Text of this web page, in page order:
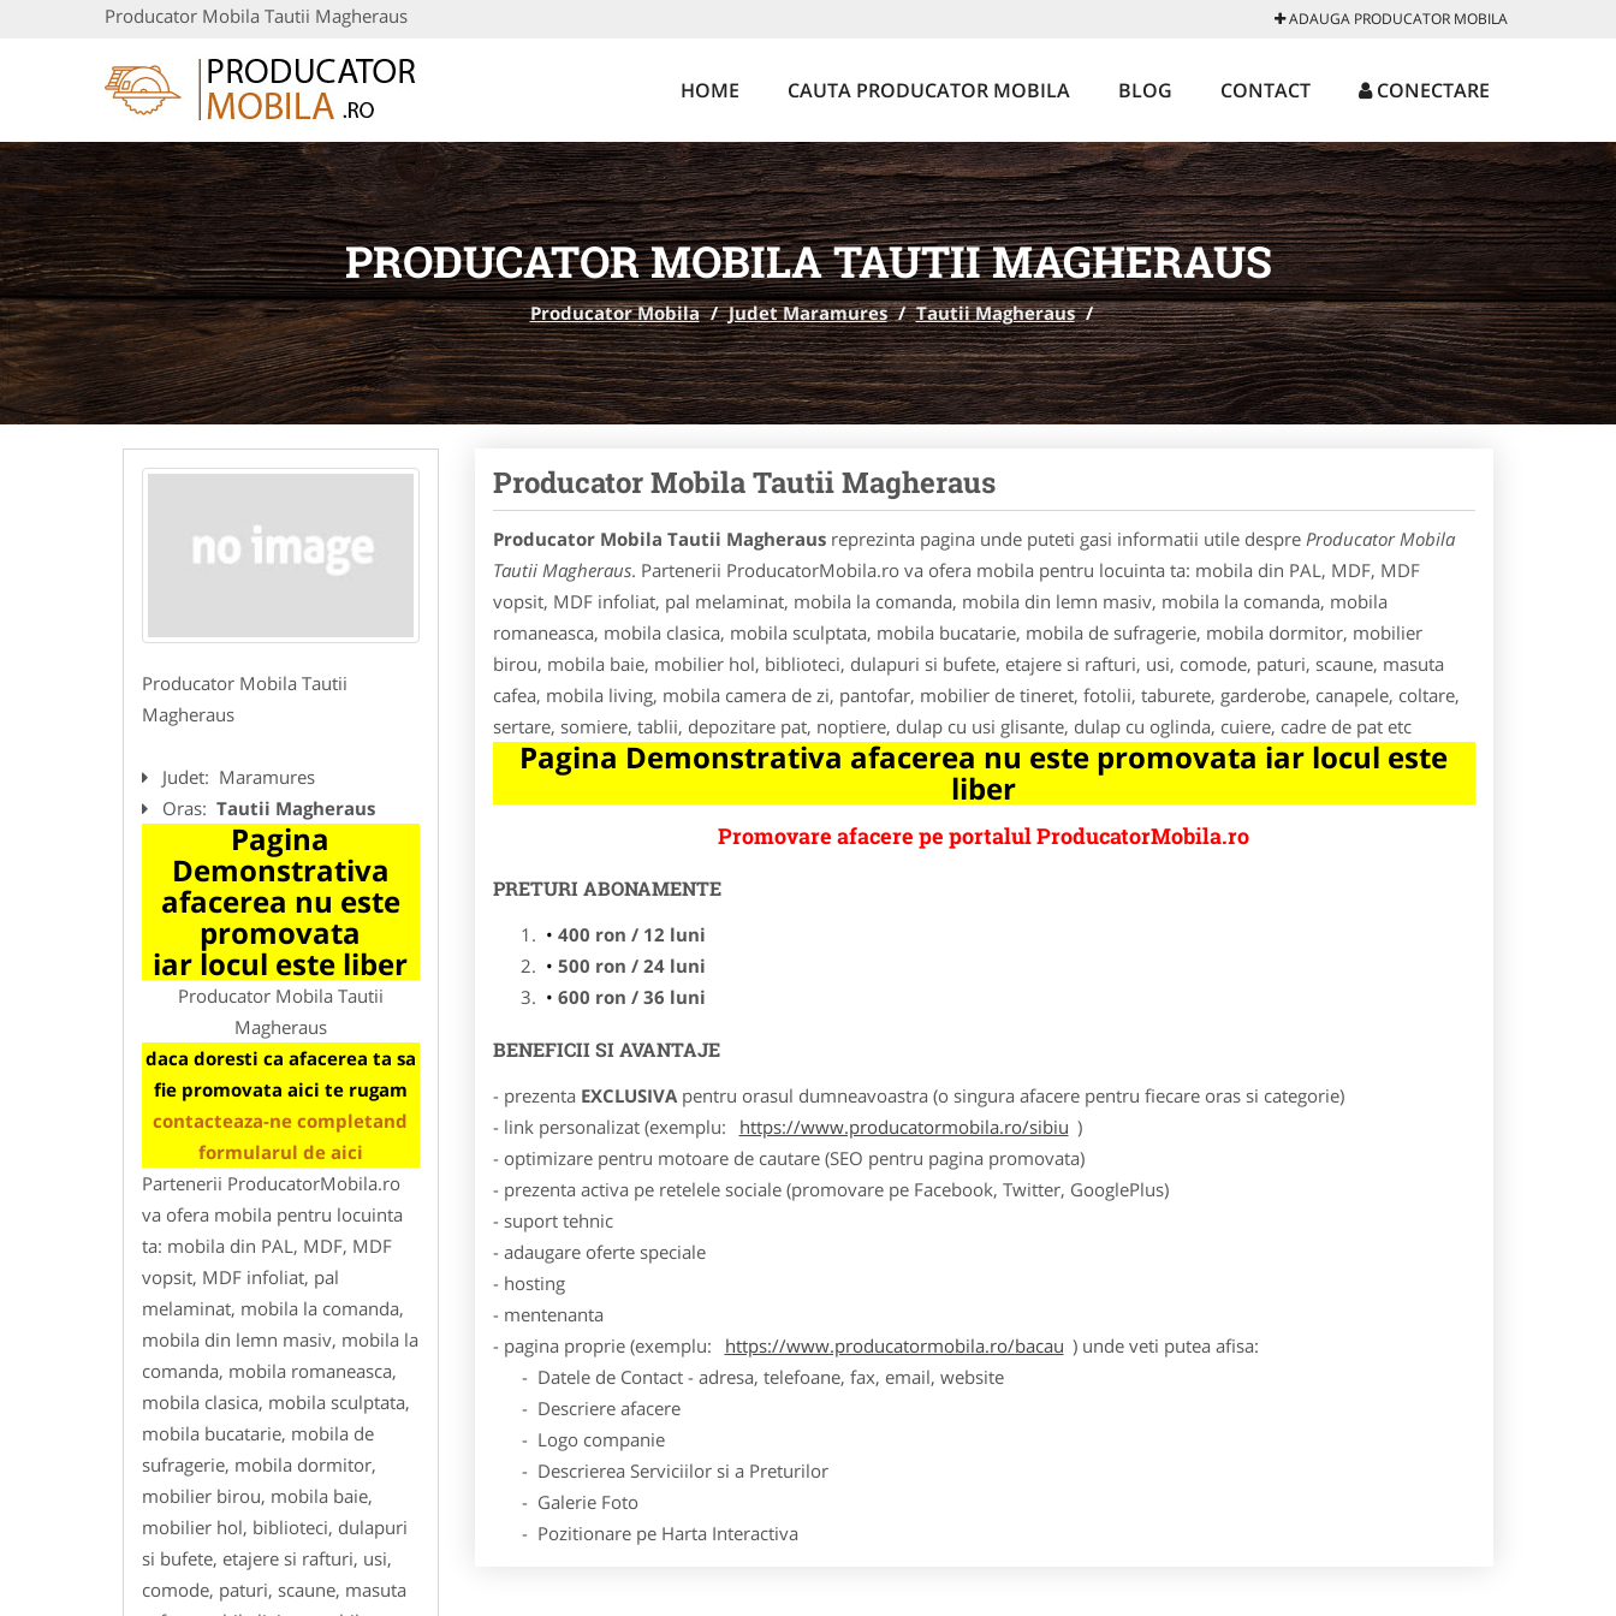
Producator Mobila Tautii Magheraus ADAUGA PRODUCATOR MOBILA
HOME CAUTA PRODUCATOR MOBILA BLOG CONTACT CONECTARE
PRODUCATOR MOBILA TAUTII MAGHERAUS
Producator Mobila / Judet Maramures / Tautii Magheraus /
Producator Mobila Tautii
Magheraus
Judet: Maramures
Oras: Tautii Magheraus
Pagina
Demonstrativa
afacerea nu este
promovata
iar locul este liber
Producator Mobila Tautii
Magheraus
daca doresti ca afacerea ta sa
fie promovata aici te rugam
contacteaza-ne completand
formularul de aici
Partenerii ProducatorMobila.ro
va ofera mobila pentru locuinta
ta: mobila din PAL, MDF, MDF
vopsit, MDF infoliat, pal
melaminat, mobila la comanda,
mobila din lemn masiv, mobila la
comanda, mobila romaneasca,
mobila clasica, mobila sculptata,
mobila bucatarie, mobila de
sufragerie, mobila dormitor,
mobilier birou, mobila baie,
mobilier hol, biblioteci, dulapuri
si bufete, etajere si rafturi, usi,
comode, paturi, scaune, masuta
Producator Mobila Tautii Magheraus
Producator Mobila Tautii Magherausreprezinta pagina unde puteti gasi informatii utile despre Producator Mobila
Tautii Magheraus. Partenerii ProducatorMobila.ro va ofera mobila pentru locuinta ta: mobila din PAL, MDF, MDF
vopsit, MDF infoliat, pal melaminat, mobila la comanda, mobila din lemn masiv, mobila la comanda, mobila
romaneasca, mobila clasica, mobila sculptata, mobila bucatarie, mobila de sufragerie, mobila dormitor, mobilier
birou, mobila baie, mobilier hol, biblioteci, dulapuri si bufete, etajere si rafturi, usi, comode, paturi, scaune, masuta
cafea, mobila living, mobila camera de zi, pantofar, mobilier de tineret, fotolii, taburete, garderobe, canapele, coltare,
sertare, somiere, tablii, depozitare pat, noptiere, dulap cu usi glisante, dulap cu oglinda, cuiere, cadre de pat etc
Pagina Demonstrativa afacerea nu este promovata iar locul este
liber
Promovare afacere pe portalul ProducatorMobila.ro
PRETURI ABONAMENTE
400 ron / 12 luni
500 ron / 24 luni
600 ron / 36 luni
BENEFICII SI AVANTAJE
- prezenta EXCLUSIVApentru orasul dumneavoastra (o singura afacere pentru fiecare oras si categorie)
- link personalizat (exemplu:
https://www.producatormobila.ro/sibiu )
- optimizare pentru motoare de cautare (SEO pentru pagina promovata)
- prezenta activa pe retelele sociale (promovare pe Facebook, Twitter, GooglePlus)
- suport tehnic
- adaugare oferte speciale
- hosting
- mentenanta
- pagina proprie (exemplu:
https://www.producatormobila.ro/bacau ) unde veti putea afisa:
- Datele de Contact - adresa, telefoane, fax, email, website
- Descriere afacere
- Logo companie
- Descrierea Serviciilor si a Preturilor
- Galerie Foto
- Pozitionare pe Harta Interactiva